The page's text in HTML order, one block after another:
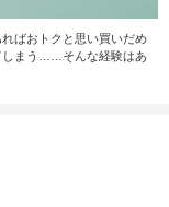
ばおトクと思い買いだめ
しまう……そんな経験はあ